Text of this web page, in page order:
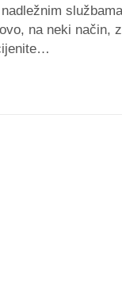
na neki način,